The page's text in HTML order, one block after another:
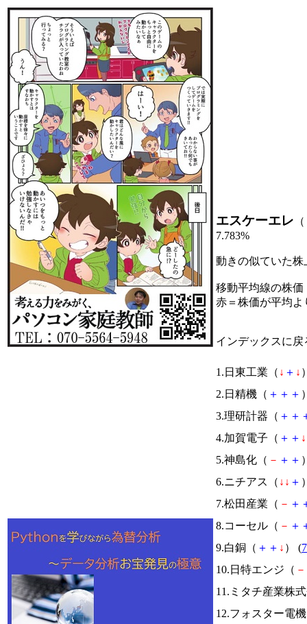
エスケーエレ （
7.783%
動きの似ていた
移動平均線の株価
赤＝株価が平均
インデックスに戻
1.日東工業（ ↓ ＋ ↓
2.日精機（ ＋ ＋ ＋
3.理研計器（ ＋ ＋
4.加賀電子（ ＋ ＋ ↓
5.神島化（ － ＋ ＋
6.ニチアス（ ↓ ↓ ＋
7.松田産業（ － ＋
8.コーセル（ － ＋
9.白銅（ ＋ ＋ ↓ ） (
10.日特エンジ（ －
11.ミタチ産業株
12.フォスター電